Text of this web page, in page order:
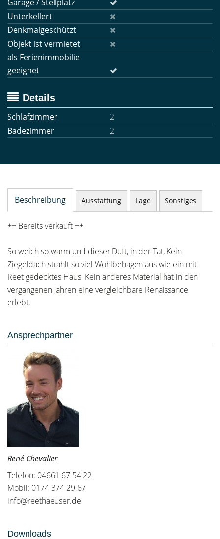
Garage / Stellplatz
Unterkellert
Denkmalgeschützt
Objekt ist vermietet
als Ferienimmobilie
geeignet
Details
Schlafzimmer
2
Badezimmer
2
Beschreibung Ausstattung Lage Sonstiges
++ Bereits verkauft ++
So weich so warm und dieser Duft, in der Tat, Kein
Ziegeldach strahlt so viel Wohlbehagen aus wie ein mit
Reet gedecktes Haus. Kein anderes Material hat in den
vergangenen Jahren eine vergleichbare Renaissance
erlebt.
Ansprechpartner
René Chevalier
Telefon: 04661 67 54 22
Mobil: 0174 374 29 67
info@reethaeuser.de
Downloads